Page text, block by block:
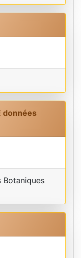
données
Botaniques